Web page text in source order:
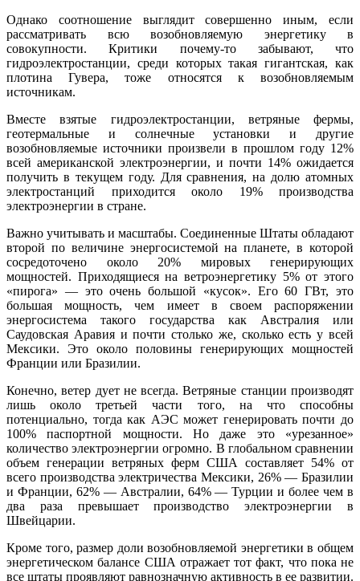
Однако соотношение выглядит совершенно иным, если
рассматривать всю возобновляемую энергетику в
совокупности. Критики почему-то забывают, что
гидроэлектростанции, среди которых такая гигантская, как
плотина Гувера, тоже относятся к возобновляемым
источникам.
Вместе взятые гидроэлектростанции, ветряные фермы,
геотермальные и солнечные установки и другие
возобновляемые источники произвели в прошлом году 12%
всей американской электроэнергии, и почти 14% ожидается
получить в текущем году. Для сравнения, на долю атомных
электростанций приходится около 19% производства
электроэнергии в стране.
Важно учитывать и масштабы. Соединенные Штаты обладают
второй по величине энергосистемой на планете, в которой
сосредоточено около 20% мировых генерирующих
мощностей. Приходящиеся на ветроэнергетику 5% от этого
«пирога» — это очень большой «кусок». Его 60 ГВт, это
большая мощность, чем имеет в своем распоряжении
энергосистема такого государства как Австралия или
Саудовская Аравия и почти столько же, сколько есть у всей
Мексики. Это около половины генерирующих мощностей
Франции или Бразилии.
Конечно, ветер дует не всегда. Ветряные станции производят
лишь около третьей части того, на что способны
потенциально, тогда как АЭС может генерировать почти до
100% паспортной мощности. Но даже это «урезанное»
количество электроэнергии огромно. В глобальном сравнении
объем генерации ветряных ферм США составляет 54% от
всего производства электричества Мексики, 26% — Бразилии
и Франции, 62% — Австралии, 64% — Турции и более чем в
два раза превышает производство электроэнергии в
Швейцарии.
Кроме того, размер доли возобновляемой энергетики в общем
энергетическом балансе США отражает тот факт, что пока не
все штаты проявляют равнозначную активность в ее развитии.